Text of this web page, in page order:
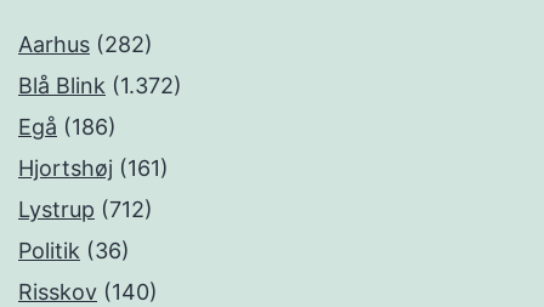
Aarhus (282)
Blå Blink (1.372)
Egå (186)
Hjortshøj (161)
Lystrup (712)
Politik (36)
Risskov (140)